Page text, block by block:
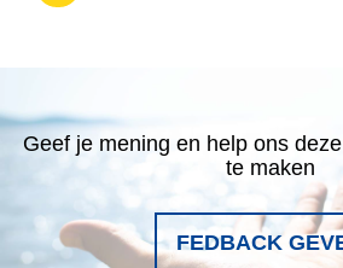
Geef je mening en help ons
te maken
FEDBACK